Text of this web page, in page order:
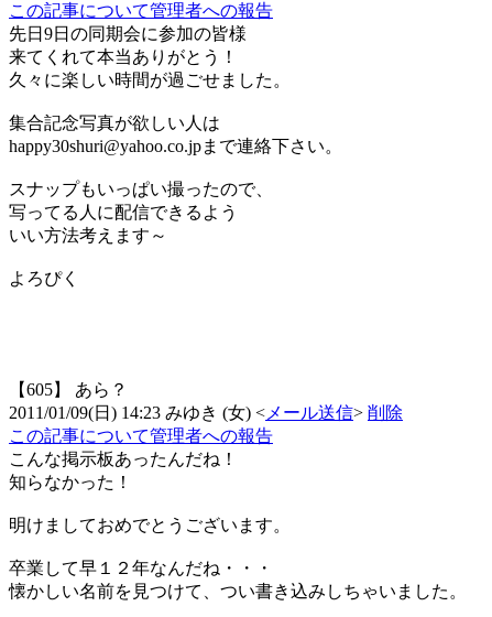
この記事について管理者への報告
先日9日の同期会に参加の皆様
来てくれて本当ありがとう！
久々に楽しい時間が過ごせました。
集合記念写真が欲しい人は
happy30shuri@yahoo.co.jpまで連絡下さい。
スナップもいっぱい撮ったので、
写ってる人に配信できるよう
いい方法考えます～
よろぴく
【605】 あら？
2011/01/09(日) 14:23 みゆき (女) < メール送信> 削除
この記事について管理者への報告
こんな掲示板あったんだね！
知らなかった！
明けましておめでとうございます。
卒業して早１２年なんだね・・・
懐かしい名前を見つけて、つい書き込みしちゃいました。